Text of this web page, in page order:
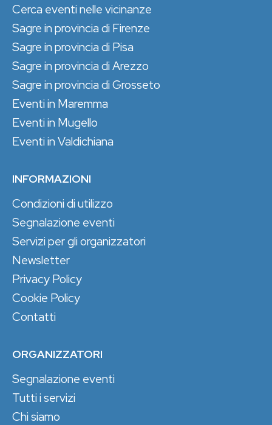
Cerca eventi nelle vicinanze
Sagre in provincia di Firenze
Sagre in provincia di Pisa
Sagre in provincia di Arezzo
Sagre in provincia di Grosseto
Eventi in Maremma
Eventi in Mugello
Eventi in Valdichiana
INFORMAZIONI
Condizioni di utilizzo
Segnalazione eventi
Servizi per gli organizzatori
Newsletter
Privacy Policy
Cookie Policy
Contatti
ORGANIZZATORI
Segnalazione eventi
Tutti i servizi
Chi siamo